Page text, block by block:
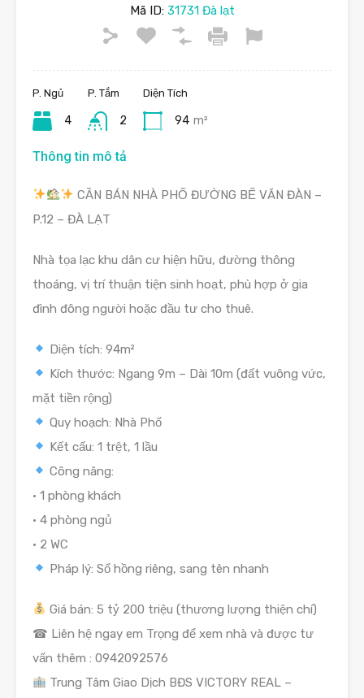
Mã ID:31731 Đà lạt
P. Ngủ
4
P. Tắm
2
Diện Tích
94 m²
Thông tin mô tả
CẦN BÁN NHÀ PHỐ ĐƯỜNG BẾ VĂN ĐÀN –
P.12 – ĐÀ LẠT
Nhà tọa lạc khu dân cư hiện hữu, đường thông
thoáng, vị trí thuận tiện sinh hoạt, phù hợp ở gia
đình đông người hoặc đầu tư cho thuê.
Diện tích: 94m²
Kích thước: Ngang 9m – Dài 10m (đất vuông vức,
mặt tiền rộng)
Quy hoạch: Nhà Phố
Kết cấu: 1 trệt, 1 lầu
Công năng:
• 1 phòng khách
• 4 phòng ngủ
• 2 WC
Pháp lý: Sổ hồng riêng, sang tên nhanh
Giá bán: 5 tỷ 200 triệu (thương lượng thiện chí)
☎ Liên hệ ngay em Trọng để xem nhà và được tư
vấn thêm : 0942092576
Trung Tâm Giao Dịch BĐS VICTORY REAL –